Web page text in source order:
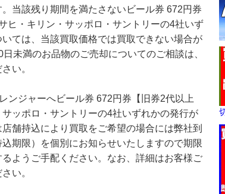
当該残り期間を満たさないビール券 672円券
ヒ・キリン・サッポロ・サントリーの4社いず
ては、当該買取価格では買取できない場合が
未満のお品物のご売却についてのご相談は、
い。
ンジャーへビール券 672円券【旧券2代以上
ッポロ・サントリーの4社いずれかの発行が
舗持込により買取をご希望の場合には弊社到
期限）を個別にお知らせいたしますので期限
ようご手配ください。なお、詳細はお客様ご
い。